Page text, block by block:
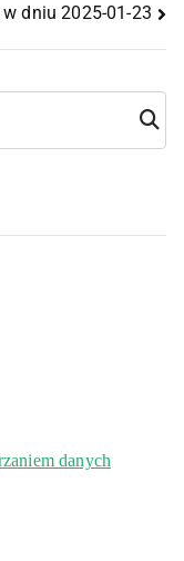
w dniu 2025-01-23
Szuka
j
danych